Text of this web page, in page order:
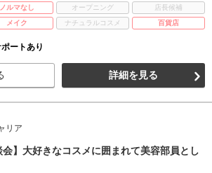
ノルマなし オープニング
店長候補
メイク ナチュラルコスメ 百貨店
ートあり
詳細を見る
リア
会】大好きなコスメに囲まれて美容部員とし